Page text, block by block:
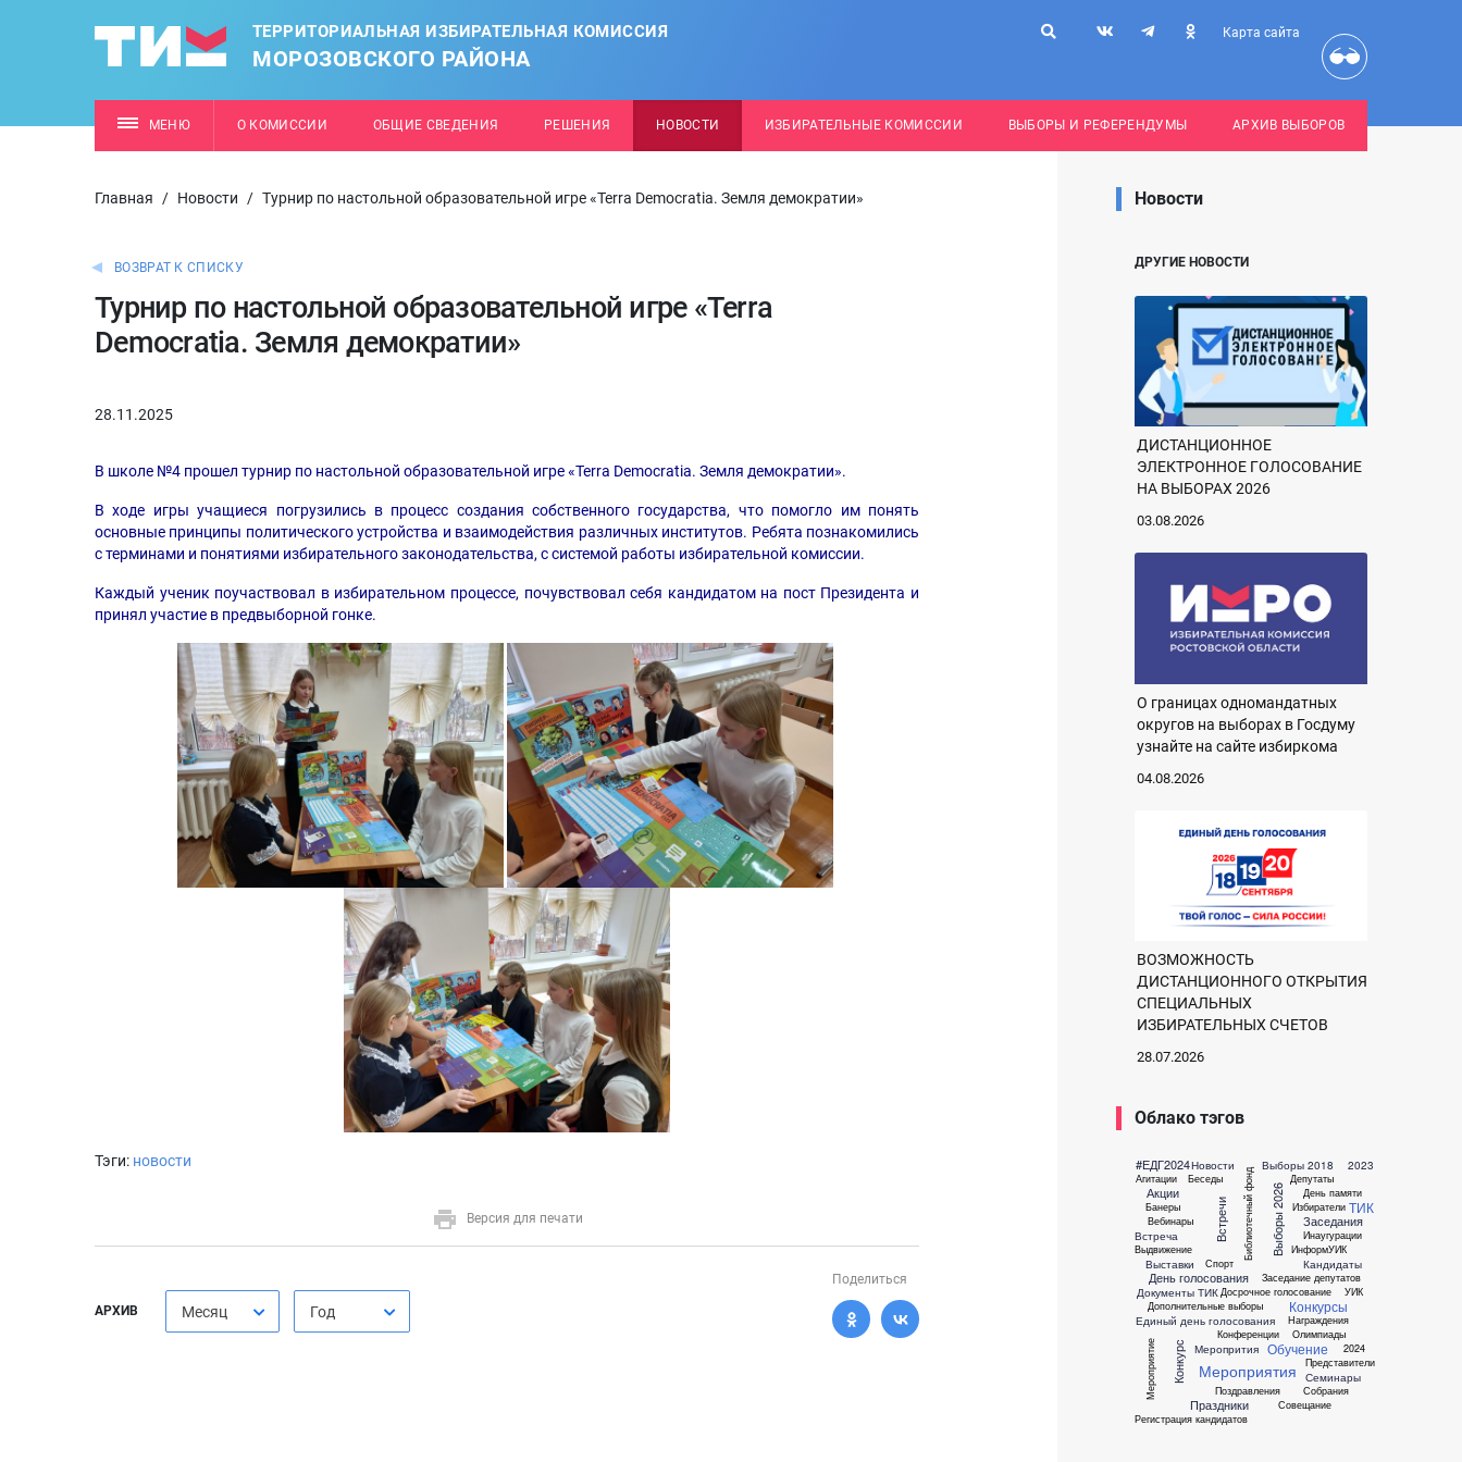
ТЕРРИТОРИАЛЬНАЯ ИЗБИРАТЕЛЬНАЯ КОМИССИЯ
МОРОЗОВСКОГО РАЙОНА
Карта сайта
МЕНЮ О КОМИССИИ ОБЩИЕ СВЕДЕНИЯ РЕШЕНИЯ НОВОСТИ ИЗБИРАТЕЛЬНЫЕ КОМИССИИ ВЫБОРЫ И РЕФЕРЕНДУМЫ АРХИВ ВЫБОРОВ
Главная / Новости / Турнир по настольной образовательной игре «Terra Democratia. Земля демократии»
ВОЗВРАТ К СПИСКУ
Турнир по настольной образовательной игре «Terra
Democratia. Земля демократии»
28.11.2025
В школе №4 прошел турнир по настольной образовательной игре «Terra Democratia. Земля демократии».
В ходе игры учащиеся погрузились в процесс создания собственного государства, что помогло им понять
основные принципы политического устройства и взаимодействия различных институтов. Ребята познакомились
с терминами и понятиями избирательного законодательства, с системой работы избирательной комиссии.
Каждый ученик поучаствовал в избирательном процессе, почувствовал себя кандидатом на пост Президента и
принял участие в предвыборной гонке.
Тэги: новости
Версия для печати
АРХИВ Месяц Год
Поделиться
Новости
ДРУГИЕ НОВОСТИ
ДИСТАНЦИОННОЕ
ЭЛЕКТРОННОЕ ГОЛОСОВАНИЕ
НА ВЫБОРАХ 2026
03.08.2026
О границах одномандатных
округов на выборах в Госдуму
узнайте на сайте избиркома
04.08.2026
ВОЗМОЖНОСТЬ
ДИСТАНЦИОННОГО ОТКРЫТИЯ
СПЕЦИАЛЬНЫХ
ИЗБИРАТЕЛЬНЫХ СЧЕТОВ
28.07.2026
Облако тэгов
#ЕДГ2024
Агитации
Акции
Банеры
Беседы Библиотечный фонд
Вебинары
Встреча Встречи
Выборы 2018
Выборы 2026
Выдвижение
Выставки
День голосования
День памяти
Депутаты
Документы ТИК
Дополнительные выборы
Досрочное голосование
Единый день голосования
Заседание депутатов
Заседания
Избиратели
Инаугурации
ИнформУИК
Кандидаты
Конкурс
Конкурсы
Конференции
Меропрития
Мероприятие Мероприятия
Награждения
Новости
Обучение
Олимпиады
Поздравления
Праздники
Представители
Регистрация кандидатов
Семинары
Собрания
Совещание
Спорт
ТИК
УИК
2023
2024